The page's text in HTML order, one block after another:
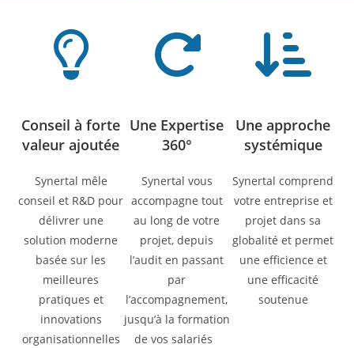
Conseil à forte
valeur ajoutée
Synertal mêle
conseil et R&D pour
délivrer une
solution moderne
basée sur les
meilleures
pratiques et
innovations
organisationnelles
Une Expertise
360°
Synertal vous
accompagne tout
au long de votre
projet, depuis
l’audit en passant
par
l’accompagnement,
jusqu’à la formation
de vos salariés
Une approche
systémique
Synertal comprend
votre entreprise et
projet dans sa
globalité et permet
une efficience et
une efficacité
soutenue